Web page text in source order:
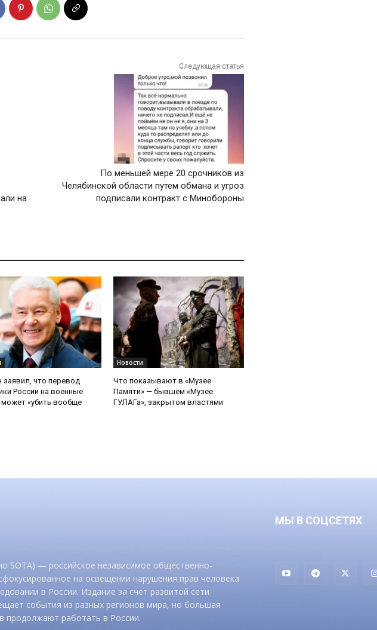
на
Следующая статья
По меньшей мере 20 срочников из
Челябинской области путем обмана и угроз
подписали контракт с Минобороны
заявил, что перевод
России на военные
«убить вообще
Новости
Что показывают в «Музее
Памяти» — бывшем «Музее
ГУЛАГа», закрытом властями
SOTA) — российское независимое общественно-
на освещении нарушения прав человека
в России. Издание за счет развитой сети
события из разных регионов мира, но большая
продолжают работать в России.
МЫ В СОЦСЕТЯХ